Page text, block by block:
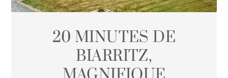
20 MINUTES DE
BIARRITZ,